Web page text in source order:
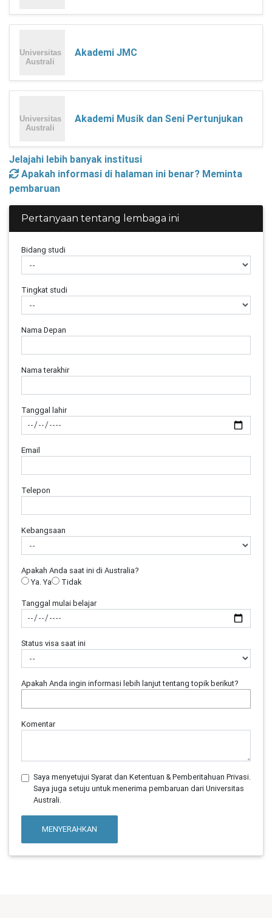
Akademi JMC
Akademi Musik dan Seni Pertunjukan
Jelajahi lebih banyak institusi
Apakah informasi di halaman ini benar? Meminta
pembaruan
Pertanyaan tentang lembaga ini
Bidang studi
Tingkat studi
Nama Depan
Nama terakhir
Tanggal lahir
Email
Telepon
Kebangsaan
Apakah Anda saat ini di Australia?
Ya. Ya
Tidak
Tanggal mulai belajar
Status visa saat ini
Apakah Anda ingin informasi lebih lanjut tentang topik berikut?
Komentar
Saya menyetujui Syarat dan Ketentuan & Pemberitahuan Privasi.
Saya juga setuju untuk menerima pembaruan dari Universitas
Australi.
MENYERAHKAN